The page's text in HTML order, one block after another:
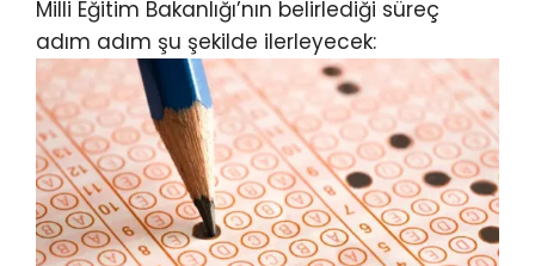
Milli Eğitim Bakanlığı’nın belirlediği süreç
adım adım şu şekilde ilerleyecek: